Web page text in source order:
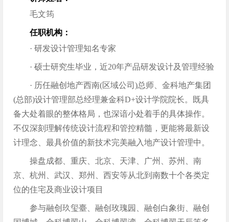
毛文筠
任职机构：
· 研发设计管理知名专家
· 硕士研究生毕业，近20年产品研发设计及管理经验
· 历任融创地产西南(区域公司)总师、金科地产集团
(总部)设计管理部总经理兼金科D+设计学院院长。既具
备大处着眼的整体格局，也深谙小处着手的具体操作。
不仅深刻理解传统设计流程和管控精髓，更能将最新设
计理念、最具价值的新技术完美融入地产设计管理中。
操盘成都、重庆、北京、天津、广州、苏州、南
京、杭州、武汉、郑州、西安等从北到南数十个各类定
位的住宅及商业设计项目
参与融创玖玺臺、融创玫瑰园、融创白象街、融创